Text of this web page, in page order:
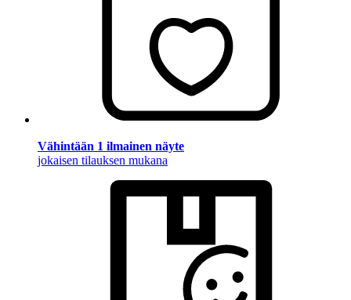
Vähintään 1 ilmainen näyte
jokaisen tilauksen mukana